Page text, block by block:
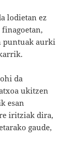
lodietan ez
puntuak aurki
da
ukitzen
esan
iritziak dira,
gaude,